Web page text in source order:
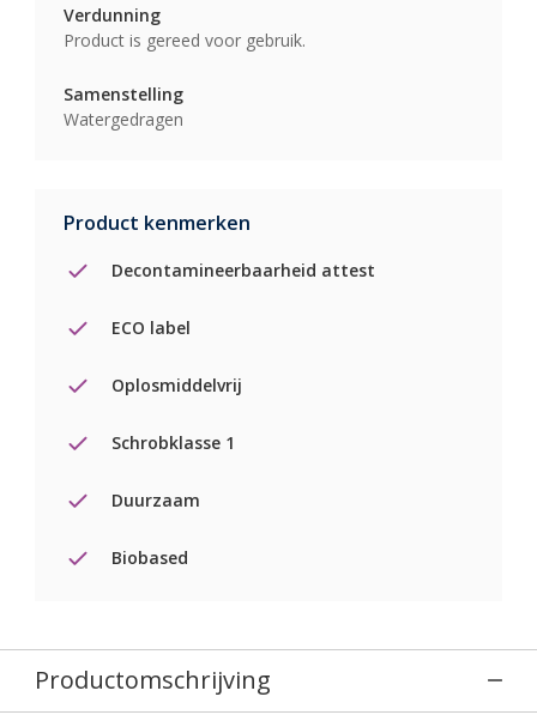
Verdunning
Product is gereed voor gebruik.
Samenstelling
Watergedragen
Product kenmerken
Decontamineerbaarheid attest
ECO label
Oplosmiddelvrij
Schrobklasse 1
Duurzaam
Biobased
Productomschrijving